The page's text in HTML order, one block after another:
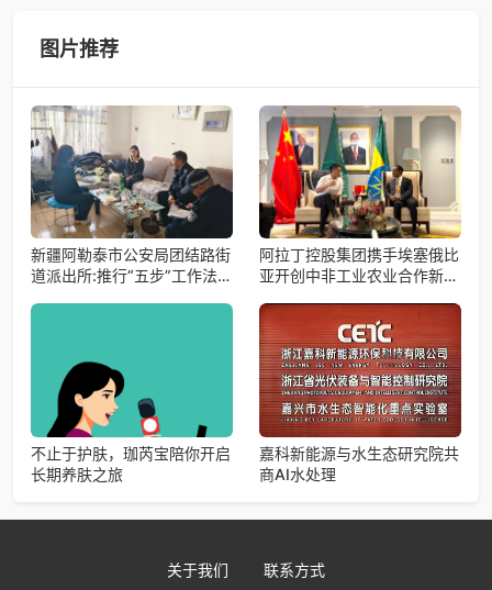
果。据中国科学院微小卫星
图片推荐
新疆阿勒泰市公安局团结路街
道派出所:推行“五步”工作法
阿拉丁控股集团携手埃塞俄比
亚开创中非工业农业合作新篇
不止于护肤，珈芮宝陪你开启
长期养肤之旅
嘉科新能源与水生态研究院共
商AI水处理
关于我们 联系方式